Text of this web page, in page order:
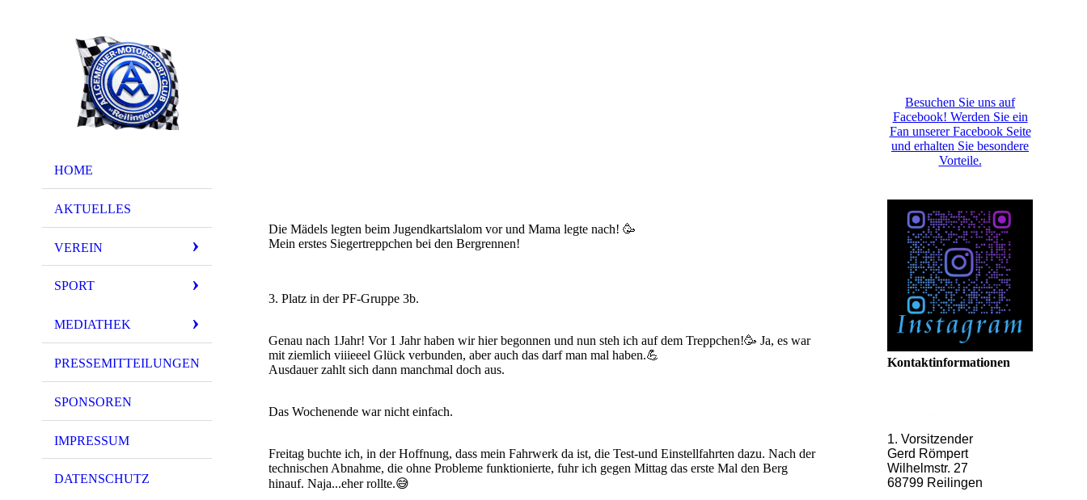
HOME
AKTUELLES
VEREIN
SPORT
MEDIATHEK
PRESSEMITTEILUNGEN
SPONSOREN
IMPRESSUM
DATENSCHUTZ
Die Mädels legten beim Jugendkartslalom vor und Mama legte nach! 🥳
Mein erstes Siegertreppchen bei den Bergrennen!
3. Platz in der PF-Gruppe 3b.
Genau nach 1Jahr! Vor 1 Jahr haben wir hier begonnen und nun steh ich auf dem Treppchen!🥳 Ja, es war
mit ziemlich viiieeel Glück verbunden, aber auch das darf man mal haben.💪
Ausdauer zahlt sich dann manchmal doch aus.
Das Wochenende war nicht einfach.
Freitag buchte ich, in der Hoffnung, dass mein Fahrwerk da ist, die Test-und Einstellfahrten dazu. Nach der
technischen Abnahme, die ohne Probleme funktionierte, fuhr ich gegen Mittag das erste Mal den Berg
hinauf. Naja...eher rollte.😅
Besuchen Sie uns auf
Facebook! Werden Sie ein
Fan unserer Facebook Seite
und erhalten Sie besondere
Vorteile.
Kontaktinformationen
1. Vorsitzender
Gerd Römpert
Wilhelmstr. 27
68799 Reilingen